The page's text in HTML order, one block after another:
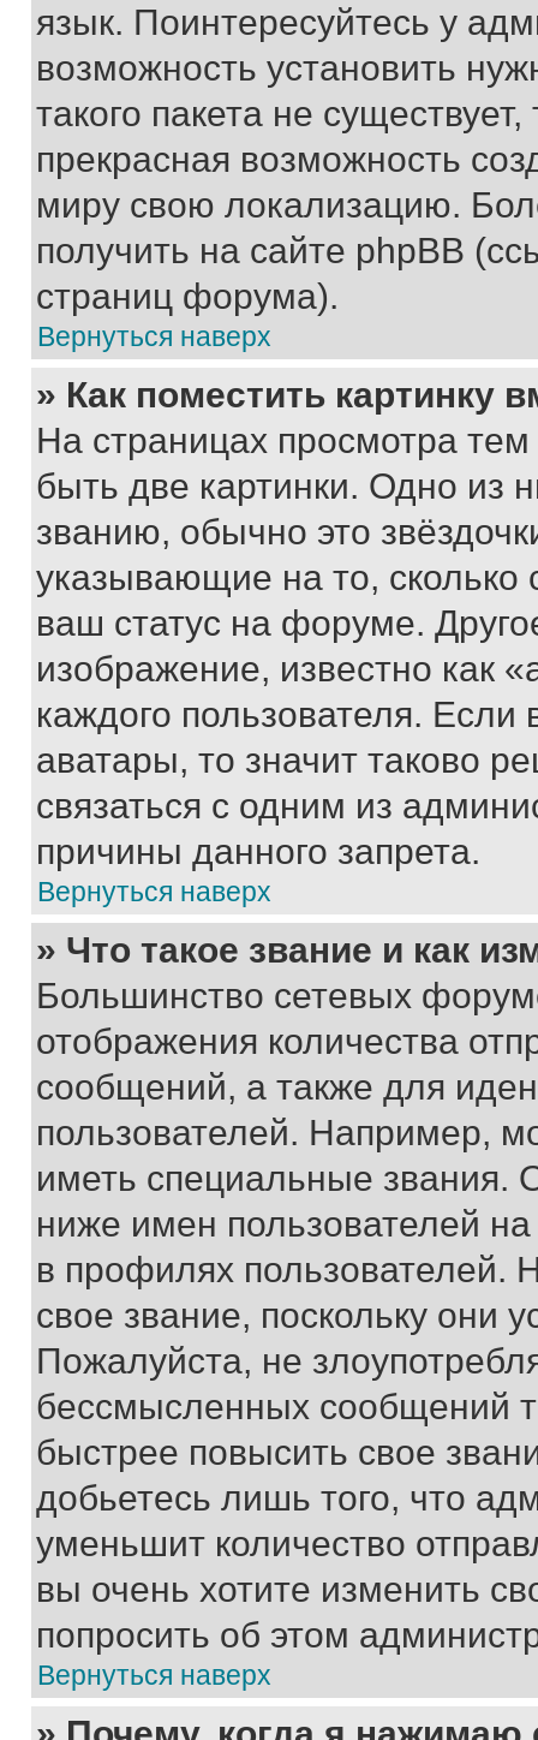
язык. Поинтересуйтесь у
возможность установить
такого пакета не
прекрасная возможность
миру свою локализацию.
получить на сайте phpBB
страниц форума).
Вернуться наверх
» Как поместить картинку
На страницах просмотра
быть две картинки. Одно из
званию, обычно это
указывающие на то,
ваш статус на форуме.
изображение, известно как
каждого пользователя.
аватары, то значит таково
связаться с одним из
причины данного запрета.
Вернуться наверх
» Что такое звание и как
Большинство сетевых
отображения количества
сообщений, а также для
пользователей. Например,
иметь специальные звания.
ниже имен пользователей
в профилях
свое звание, поскольку они
Пожалуйста, не
бессмысленных сообщений
быстрее повысить свое
добьетесь лишь того, что
уменьшит количество
вы очень хотите изменить
попросить об этом
Вернуться наверх